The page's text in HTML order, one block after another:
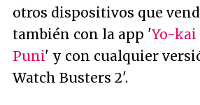
otros dispositivos que
también con la app 'Yo-kai
Puni' y con cualquier
Watch Busters 2'.